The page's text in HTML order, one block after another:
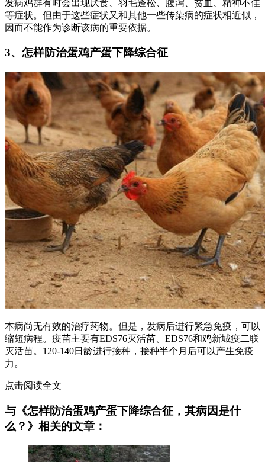
发病鸡群有时会出现厌食、羽毛蓬松、腹泻、贫血、精神不佳
等症状。但由于这些症状又和其他一些传染病的症状相近似，
因而不能作为诊断该病的重要依据。
3、怎样防治蛋鸡产蛋下降综合征
本病尚无有效的治疗药物。但是，发病后进行紧急免疫，可以
缩短病程。疫苗主要有EDS76灭活苗、EDS76和鸡新城疫二联
灭活苗。120-140日龄进行接种，接种半个月后可以产生免疫
力。
点击阅读全文
与《怎样防治蛋鸡产蛋下降综合征，其病因是什
么？》相关的文章：